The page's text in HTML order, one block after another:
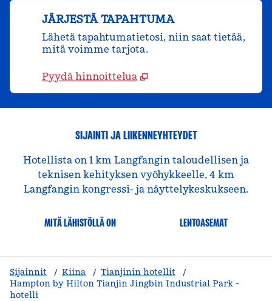
JÄRJESTÄ TAPAHTUMA
Lähetä tapahtumatietosi, niin saat tietää,
mitä voimme tarjota.
Pyydä hinnoittelua
SIJAINTI JA LIIKENNEYHTEYDET
Hotellista on 1 km Langfangin taloudellisen ja
teknisen kehityksen vyöhykkeelle, 4 km
Langfangin kongressi- ja näyttelykeskukseen.
MITÄ LÄHISTÖLLÄ ON LENTOASEMAT
Sijainnit / Kiina / Tianjinin hotellit
/
Hampton by Hilton Tianjin Jingbin Industrial Park -
hotelli